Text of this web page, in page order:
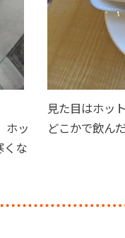
ホッ
くな
見た目はホッ
どこかで飲ん